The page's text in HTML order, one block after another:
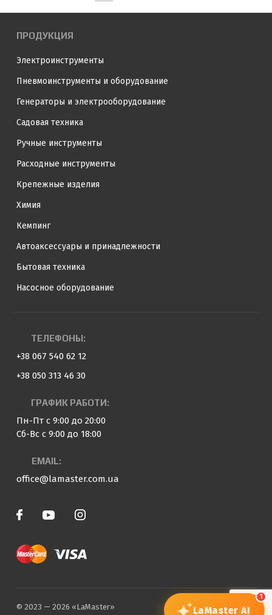
© 2023 — 2026 «LaMaster»
ПРОДУКЦИЯ
Электроинструменты
Пневмоинструменты и оборудование
Генераторы и электрооборудование
Садовая техника
Ручные инструменты
Расходные инструменты
Крепежные изделия
Химия
Кемпинг
Автоаксессуары и принадлежности
Бытовая техника
Насосное оборудование
ТЕЛЕФОНЫ:
+38 067 540 62 12
+38 050 313 46 30
ГРАФИК РАБОТИ:
Пн-Пт с 9:00 до 20:00
Сб-Вс с 9:00 до 18:00
EMAIL:
office@lamaster.com.ua
1
LaMaster AI